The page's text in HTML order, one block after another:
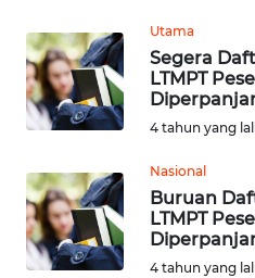
Utama
Segera
LTMPT
4 tahun yang
Nasional
Buruan
LTMPT
4 tahun yang
WN
NUSANTARA
JOGJA
WN
JATIM